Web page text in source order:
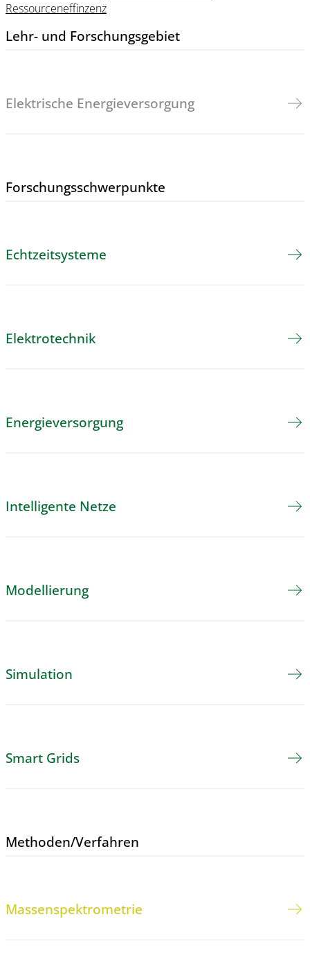
Ressourceneffinzenz
Lehr- und Forschungs­gebiet
Elektrische Energieversorgung
Forschungs­schwerpunkte
Echtzeitsysteme
Elektrotechnik
Energieversorgung
Intelligente Netze
Modellierung
Simulation
Smart Grids
Methoden/​Verfahren
Massenspektrometrie